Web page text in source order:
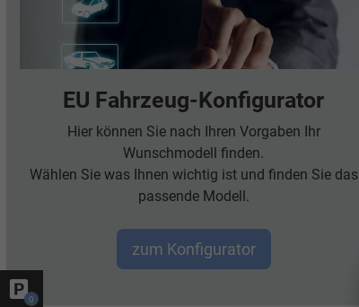
0
EU Fahrzeug-Konfigurator
Hier können Sie nach Ihren Vorgaben Ihr
Wunschmodell finden.
Wählen Sie was Ihnen wichtig ist und finden Sie das
passende Modell.
zum Konfigurator